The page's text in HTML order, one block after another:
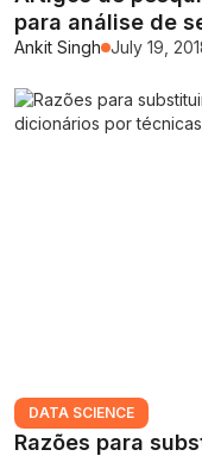
para análise de
Ankit Singh July 19,
DATA SCIENCE
Razões para